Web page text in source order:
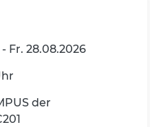
- Fr. 28.08.2026
der